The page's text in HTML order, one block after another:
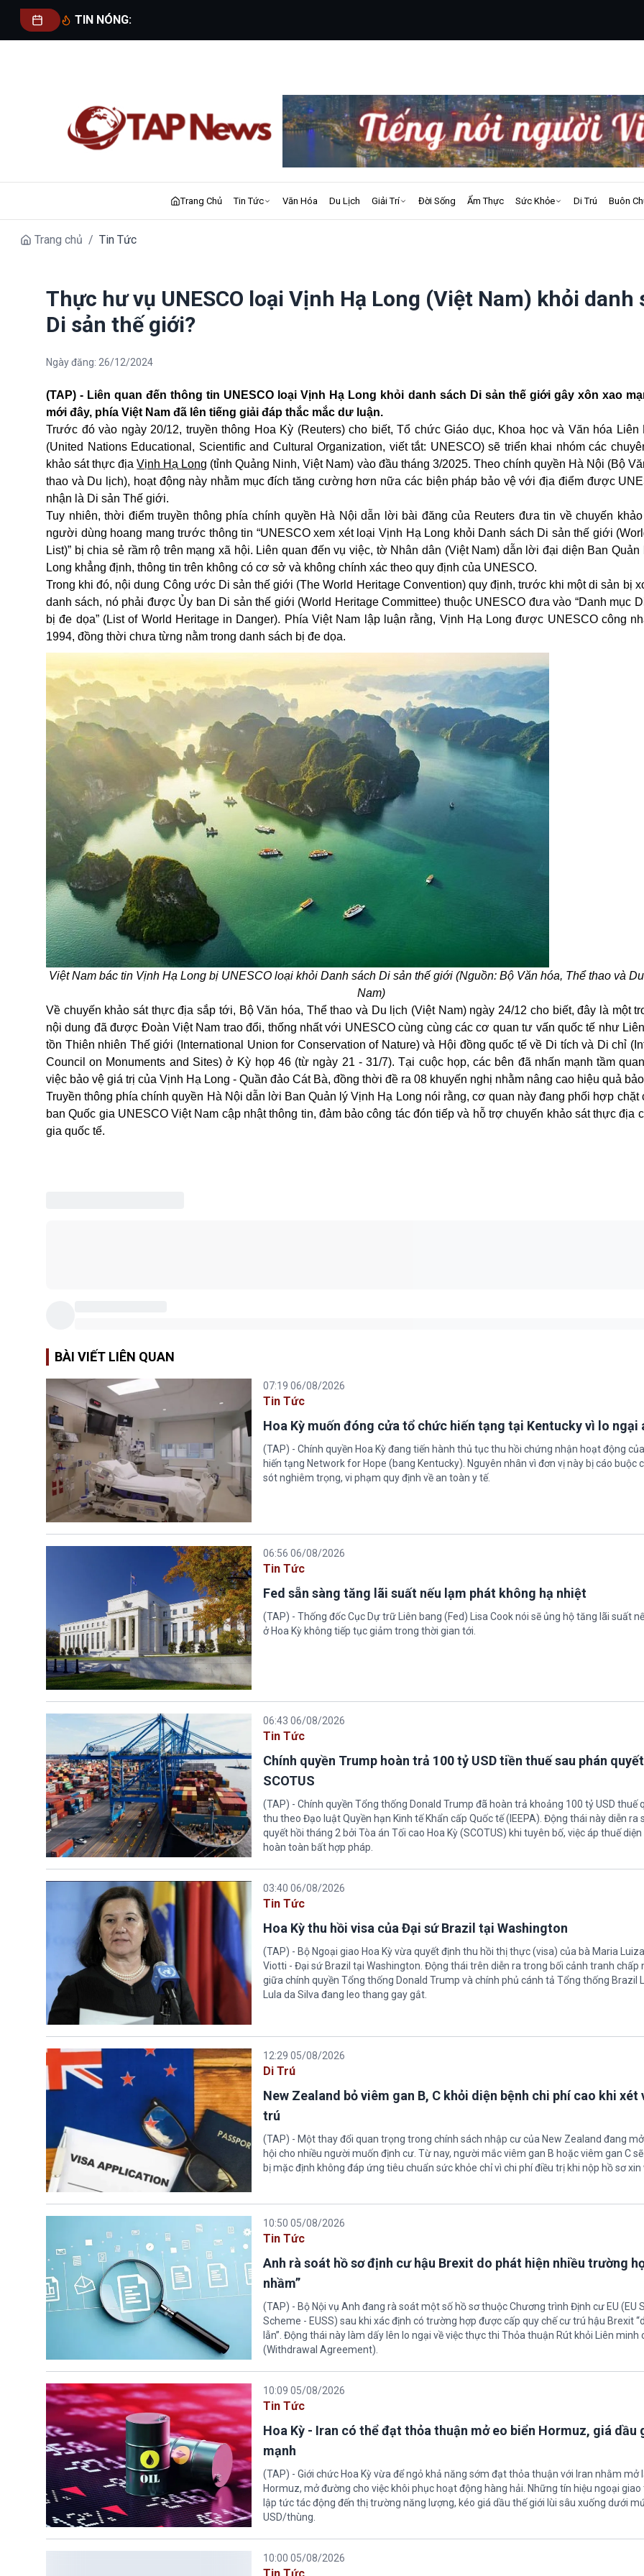
TIN NÓNG:
Trang Chủ Tin Tức Văn Hóa Du Lịch Giải Trí Đời Sống Ẩm Thực Sức Khỏe Di Trú Buôn
Trang chủ / Tin Tức
Thực hư vụ UNESCO loại Vịnh Hạ Long (Việt Nam) khỏi danh
Di sản thế giới?
Ngày đăng: 26/12/2024
(TAP) - Liên quan đến thông tin UNESCO loại Vịnh Hạ Long khỏi danh sách Di sản thế giới gây xôn xao
mới đây, phía Việt Nam đã lên tiếng giải đáp thắc mắc dư luận.
Trước đó vào ngày 20/12, truyền thông Hoa Kỳ (Reuters) cho biết, Tổ chức Giáo dục, Khoa học và Văn hóa Liên
(United Nations Educational, Scientific and Cultural Organization, viết tắt: UNESCO) sẽ triển khai nhóm các
khảo sát thực địaVịnh Hạ Long (tỉnh Quảng Ninh, Việt Nam) vào đầu tháng 3/2025. Theo chính quyền Hà Nội (Bộ
thao và Du lịch), hoạt động này nhằm mục đích tăng cường hơn nữa các biện pháp bảo vệ với địa điểm được
nhận là Di sản Thế giới.
Tuy nhiên, thời điểm truyền thông phía chính quyền Hà Nội dẫn lời bài đăng của Reuters đưa tin về chuyến
người dùng hoang mang trước thông tin “UNESCO xem xét loại Vịnh Hạ Long khỏi Danh sách Di sản thế giới
List)” bị chia sẻ rầm rộ trên mạng xã hội. Liên quan đến vụ việc, tờ Nhân dân (Việt Nam) dẫn lời đại diện Ban Quản
Long khẳng định, thông tin trên không có cơ sở và không chính xác theo quy định của UNESCO.
Trong khi đó, nội dung Công ước Di sản thế giới (The World Heritage Convention) quy định, trước khi một di sản bị
danh sách, nó phải được Ủy ban Di sản thế giới (World Heritage Committee) thuộc UNESCO đưa vào “Danh mục
bị đe dọa” (List of World Heritage in Danger). Phía Việt Nam lập luận rằng, Vịnh Hạ Long được UNESCO công
1994, đồng thời chưa từng nằm trong danh sách bị đe dọa.
Việt Nam bác tin Vịnh Hạ Long bị UNESCO loại khỏi Danh sách Di sản thế giới (Nguồn: Bộ Văn hóa, Thể thao và
Nam)
Về chuyến khảo sát thực địa sắp tới, Bộ Văn hóa, Thể thao và Du lịch (Việt Nam) ngày 24/12 cho biết, đây là một
nội dung đã được Đoàn Việt Nam trao đổi, thống nhất với UNESCO cùng cùng các cơ quan tư vấn quốc tế như
tồn Thiên nhiên Thế giới (International Union for Conservation of Nature) và Hội đồng quốc tế về Di tích và Di chỉ
Council on Monuments and Sites) ở Kỳ họp 46 (từ ngày 21 - 31/7). Tại cuộc họp, các bên đã nhấn mạnh tầm
việc bảo vệ giá trị của Vịnh Hạ Long - Quần đảo Cát Bà, đồng thời đề ra 08 khuyến nghị nhằm nâng cao hiệu quả
Truyền thông phía chính quyền Hà Nội dẫn lời Ban Quản lý Vịnh Hạ Long nói rằng, cơ quan này đang phối hợp chặt
ban Quốc gia UNESCO Việt Nam cập nhật thông tin, đảm bảo công tác đón tiếp và hỗ trợ chuyến khảo sát thực địa
gia quốc tế.
BÀI VIẾT LIÊN QUAN
07:19 06/08/2026
Tin Tức
Hoa Kỳ muốn đóng cửa tổ chức hiến tạng tại Kentucky vì lo ngại
(TAP) - Chính quyền Hoa Kỳ đang tiến hành thủ tục thu hồi chứng nhận hoạt động
hiến tạng Network for Hope (bang Kentucky). Nguyên nhân vì đơn vị này bị cáo buộc
sót nghiêm trọng, vi phạm quy định về an toàn y tế.
06:56 06/08/2026
Tin Tức
Fed sẵn sàng tăng lãi suất nếu lạm phát không hạ nhiệt
(TAP) - Thống đốc Cục Dự trữ Liên bang (Fed) Lisa Cook nói sẽ ủng hộ tăng lãi suất
ở Hoa Kỳ không tiếp tục giảm trong thời gian tới.
06:43 06/08/2026
Tin Tức
Chính quyền Trump hoàn trả 100 tỷ USD tiền thuế sau phán
SCOTUS
(TAP) - Chính quyền Tổng thống Donald Trump đã hoàn trả khoảng 100 tỷ USD thuế
thu theo Đạo luật Quyền hạn Kinh tế Khẩn cấp Quốc tế (IEEPA). Động thái này diễn ra
quyết hồi tháng 2 bởi Tòa án Tối cao Hoa Kỳ (SCOTUS) khi tuyên bố, việc áp thuế
hoàn toàn bất hợp pháp.
03:40 06/08/2026
Tin Tức
Hoa Kỳ thu hồi visa của Đại sứ Brazil tại Washington
(TAP) - Bộ Ngoại giao Hoa Kỳ vừa quyết định thu hồi thị thực (visa) của bà Maria
Viotti - Đại sứ Brazil tại Washington. Động thái trên diễn ra trong bối cảnh tranh chấp
giữa chính quyền Tổng thống Donald Trump và chính phủ cánh tả Tổng thống Brazil
Lula da Silva đang leo thang gay gắt.
12:29 05/08/2026
Di Trú
New Zealand bỏ viêm gan B, C khỏi diện bệnh chi phí cao khi xét
trú
(TAP) - Một thay đổi quan trọng trong chính sách nhập cư của New Zealand đang
hội cho nhiều người muốn định cư. Từ nay, người mắc viêm gan B hoặc viêm gan C
bị mặc định không đáp ứng tiêu chuẩn sức khỏe chỉ vì chi phí điều trị khi nộp hồ sơ xin
10:50 05/08/2026
Tin Tức
Anh rà soát hồ sơ định cư hậu Brexit do phát hiện nhiều trường
nhầm”
(TAP) - Bộ Nội vụ Anh đang rà soát một số hồ sơ thuộc Chương trình Định cư EU (EU
Scheme - EUSS) sau khi xác định có trường hợp được cấp quy chế cư trú hậu Brexit
lẫn”. Động thái này làm dấy lên lo ngại về việc thực thi Thỏa thuận Rút khỏi Liên minh
(Withdrawal Agreement).
10:09 05/08/2026
Tin Tức
Hoa Kỳ - Iran có thể đạt thỏa thuận mở eo biển Hormuz, giá dầu
mạnh
(TAP) - Giới chức Hoa Kỳ vừa để ngỏ khả năng sớm đạt thỏa thuận với Iran nhằm mở
Hormuz, mở đường cho việc khôi phục hoạt động hàng hải. Những tín hiệu ngoại
lập tức tác động đến thị trường năng lượng, kéo giá dầu thế giới lùi sâu xuống dưới
USD/thùng.
10:00 05/08/2026